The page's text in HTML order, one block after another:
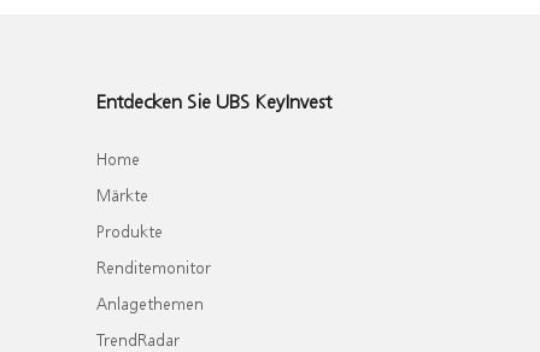
Entdecken Sie UBS KeyInvest
Home
Märkte
Produkte
Renditemonitor
Anlagethemen
TrendRadar